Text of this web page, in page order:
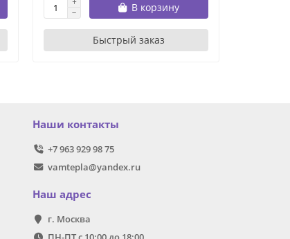
В корзину
Быстрый заказ
Наши контакты
+7 963 929 98 75
vamtepla@yandex.ru
Наш адрес
г. Москва